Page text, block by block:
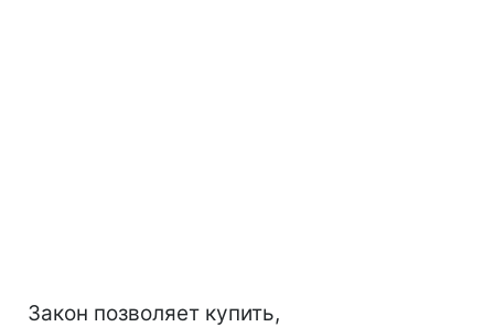
Закон позволяет купить,